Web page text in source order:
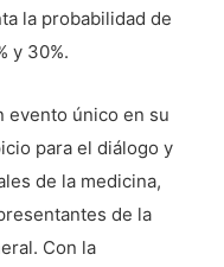
la probabilidad de
y 30%.
evento único en su
para el diálogo y
de la medicina,
de la
Con la